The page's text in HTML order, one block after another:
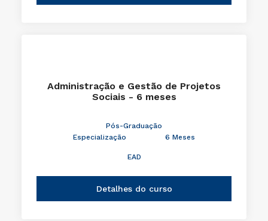
Administração e Gestão de Projetos
Sociais - 6 meses
Pós-Graduação
Especialização
6 Meses
EAD
Detalhes do curso